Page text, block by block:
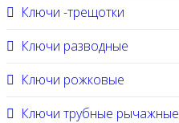
Ключи -трещотки
Ключи разводные
Ключи рожковые
Ключи трубные рычажные